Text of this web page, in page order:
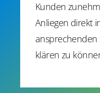
Kunden
Anliegen direkt
ansprechenden
klären zu